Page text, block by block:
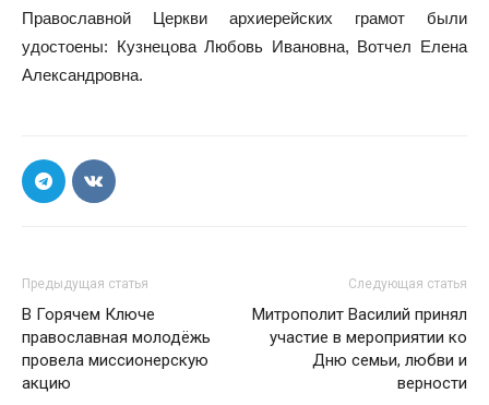
Православной Церкви архиерейских грамот были
удостоены: Кузнецова Любовь Ивановна, Вотчел Елена
Александровна.
Предыдущая статья
В Горячем Ключе
православная молодёжь
провела миссионерскую
акцию
Следующая статья
Митрополит Василий принял
участие в мероприятии ко
Дню семьи, любви и
верности